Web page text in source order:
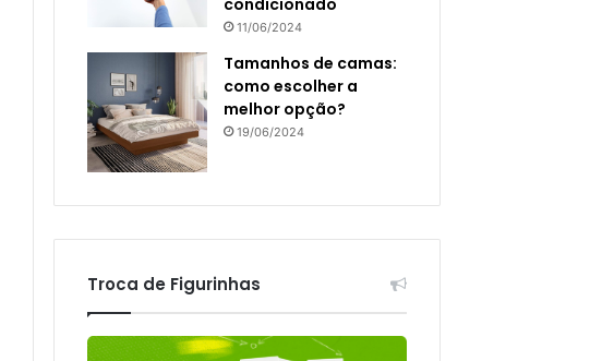
11/06/2024
Tamanhos de camas:
como escolher a
melhor opção?
19/06/2024
Troca de Figurinhas